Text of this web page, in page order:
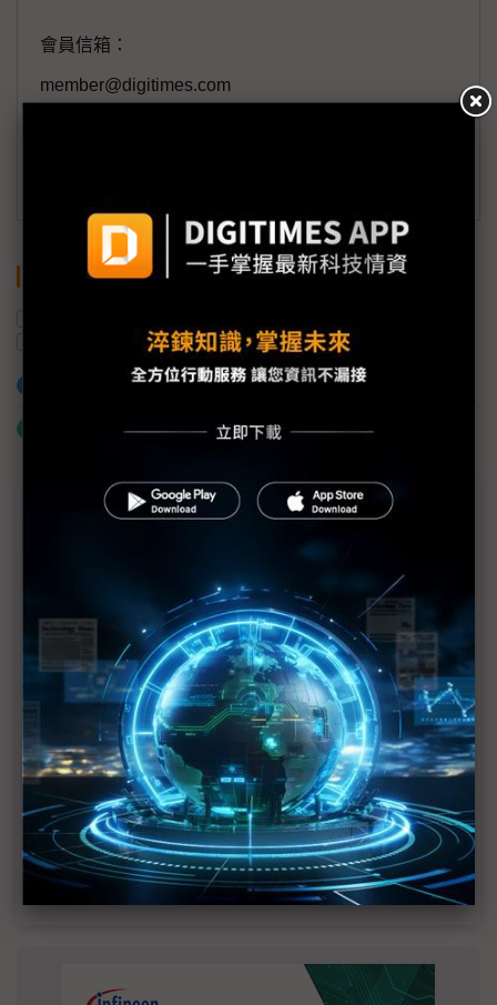
會員信箱：
member@digitimes.com
關鍵字
加入已選取到「關鍵字追蹤」
什麼是「關鍵字追蹤」
近７天熱門報導
MLCC訂單過熱、出貨比創高 村田示警全球AI基
2027全年記憶體產能提前售罄 買家「祕而不
宣」只怕買不夠
英特爾EMIB良率達標 聯發科第2代ASIC產品
2028準時量產
SpaceX晶片採購大轉向 Elon Musk捨超微全面
採用NVIDIA
光進銅退更明確？ 聯發科估SerDes 448G為銅
線「最終戰場」